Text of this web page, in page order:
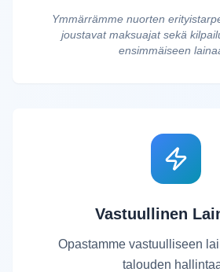
Ymmärrämme nuorten
joustavat maksuajat sekä
ensimmäiseen
Vastuullinen
Opastamme vastuulliseen
talouden